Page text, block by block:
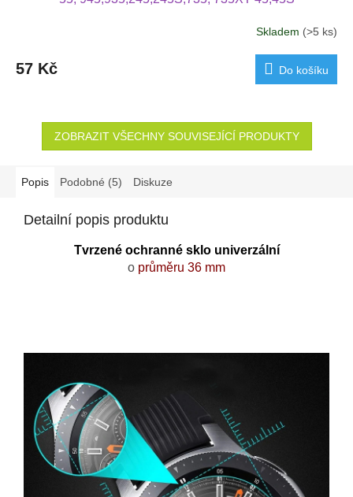
Skladem (>5 ks)
57 Kč Do košíku
ZOBRAZIT VŠECHNY SOUVISEJÍCÍ PRODUKTY
Popis Podobné (5) Diskuze
Detailní popis produktu
Tvrzené ochranné sklo univerzální
o průměru 36 mm